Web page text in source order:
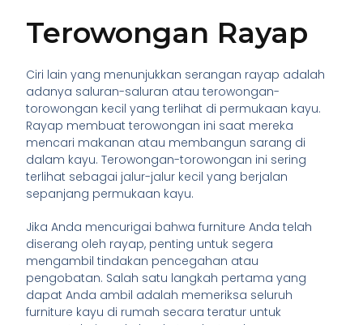
Terowongan Rayap
Ciri lain yang menunjukkan serangan rayap adalah
adanya saluran-saluran atau terowongan-
torowongan kecil yang terlihat di permukaan kayu.
Rayap membuat terowongan ini saat mereka
mencari makanan atau membangun sarang di
dalam kayu. Terowongan-torowongan ini sering
terlihat sebagai jalur-jalur kecil yang berjalan
sepanjang permukaan kayu.
Jika Anda mencurigai bahwa furniture Anda telah
diserang oleh rayap, penting untuk segera
mengambil tindakan pencegahan atau
pengobatan. Salah satu langkah pertama yang
dapat Anda ambil adalah memeriksa seluruh
furniture kayu di rumah secara teratur untuk